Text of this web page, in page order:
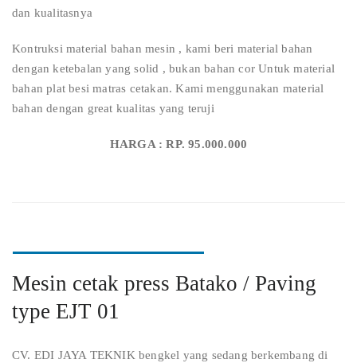
dan kualitasnya
Kontruksi material bahan mesin , kami beri material bahan
dengan ketebalan yang solid , bukan bahan cor Untuk material
bahan plat besi matras cetakan. Kami menggunakan material
bahan dengan great kualitas yang teruji
HARGA : RP. 95.000.000
Mesin cetak press Batako / Paving
type EJT 01
CV. EDI JAYA TEKNIK bengkel yang sedang berkembang di